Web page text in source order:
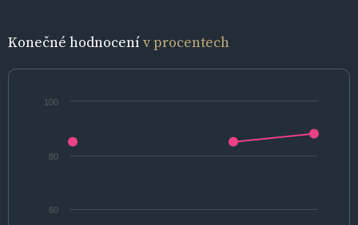
Konečné hodnocenív procentech
60
80
100